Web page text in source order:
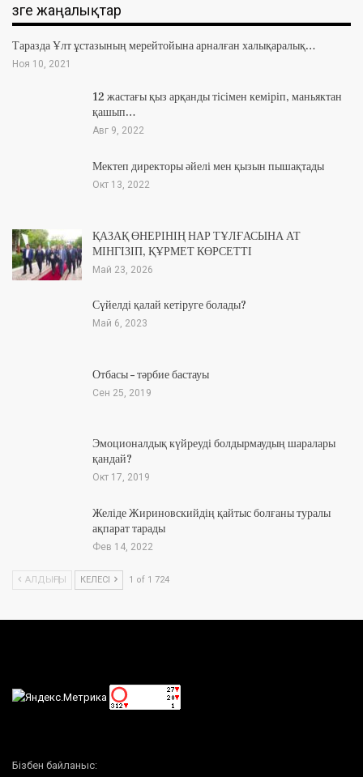
Өзге жаңалықтар
Таразда Ұлт ұстазының мерейтойына арналған халықаралық…
Ноя 10, 2021
12 жастағы қыз арқанды тісімен кеміріп, маньяктан
қашып…
Авг 9, 2022
Мектеп директоры әйелі мен қызын пышақтады
Окт 13, 2022
ҚАЗАҚ ӨНЕРІНІҢ НАР ТҰЛҒАСЫНА АТ
МІНГІЗІП, ҚҰРМЕТ КӨРСЕТТІ
Май 23, 2026
Сүйелді қалай кетіруге болады?
Май 6, 2023
Отбасы – тәрбие бастауы
Сен 25, 2019
Эмоционалдық күйреуді болдырмаудың шаралары
қандай?
Окт 17, 2019
Желіде Жириновскийдің қайтыс болғаны туралы
ақпарат тарады
Фев 14, 2022
АЛДЫҢҒЫ КЕЛЕСІ 1 of 1 724
Бізбен байланыс: